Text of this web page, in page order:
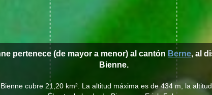
pertenece (de mayor a menor) al cantón Berne, al
Bienne.
cubre 21,20 km². La altitud máxima es de 434 m, la